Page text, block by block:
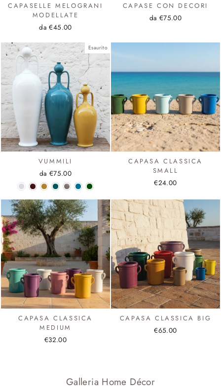
CAPASELLE MELOGRANI
MODELLATE
da €45.00
CAPASE CON DECORI
da €75.00
Esaurito
VUMMILI
da €75.00
CAPASA CLASSICA
SMALL
€24.00
CAPASA CLASSICA
MEDIUM
€32.00
CAPASA CLASSICA BIG
€65.00
Galleria Home Décor